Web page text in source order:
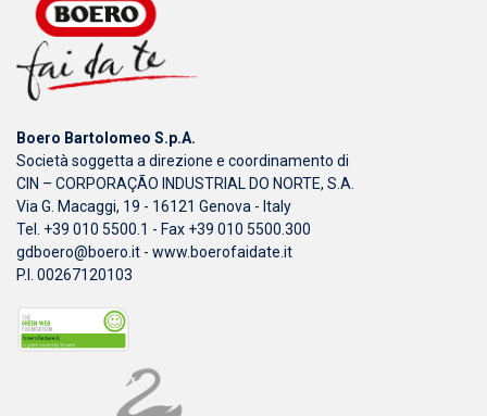
Boero Bartolomeo S.p.A.
Società soggetta a direzione e coordinamento di
CIN – CORPORAÇÃO INDUSTRIAL DO NORTE, S.A.
Via G. Macaggi, 19 - 16121 Genova - Italy
Tel. +39 010 5500.1 - Fax +39 010 5500.300
gdboero@boero.it - www.boerofaidate.it
P.I. 00267120103